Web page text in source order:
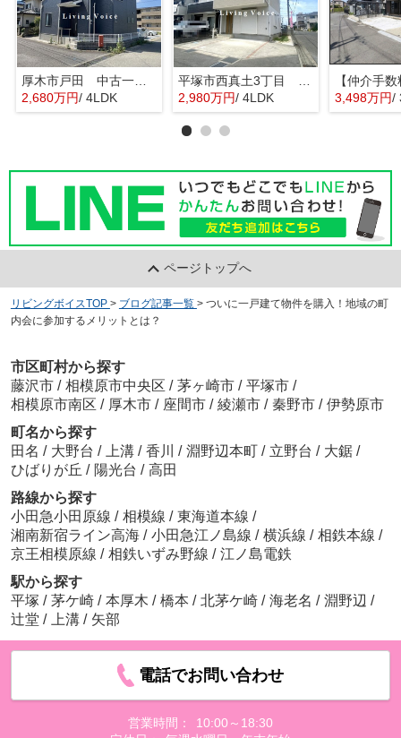
厚木市戸田 中古一戸建て
2,680万円/ 4LDK
平塚市西真土3丁目 中古一戸建て
2,980万円/ 4LDK 3,498万円/
ページトップへ
リビングボイスTOP > ブログ記事一覧 > ついに一戸建て物件を購入！地域の町
内会に参加するメリットとは？
市区町村から探す
藤沢市 / 相模原市中央区 / 茅ヶ崎市 / 平塚市 /
相模原市南区 / 厚木市 / 座間市 / 綾瀬市 / 秦野市 / 伊勢原市
町名から探す
田名 / 大野台 / 上溝 / 香川 / 淵野辺本町 / 立野台 / 大鋸 /
ひばりが丘 / 陽光台 / 高田
路線から探す
小田急小田原線 / 相模線 / 東海道本線 /
湘南新宿ライン高海 / 小田急江ノ島線 / 横浜線 / 相鉄本線 /
京王相模原線 / 相鉄いずみ野線 / 江ノ島電鉄
駅から探す
平塚 / 茅ケ崎 / 本厚木 / 橋本 / 北茅ケ崎 / 海老名 / 淵野辺 /
辻堂 / 上溝 / 矢部
電話でお問い合わせ
営業時間：
10:00～18:30